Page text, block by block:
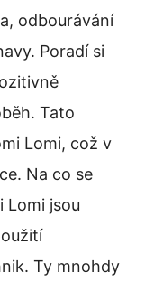
odbourávání
Poradí si
Tato
Lomi, což v
Na co se
Lomi jsou
Ty mnohdy